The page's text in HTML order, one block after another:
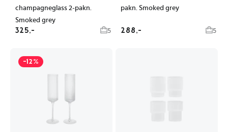
champagneglass 2-pakn.
Smoked grey
325,- 5
pakn. Smoked grey
288,- 5
-12%